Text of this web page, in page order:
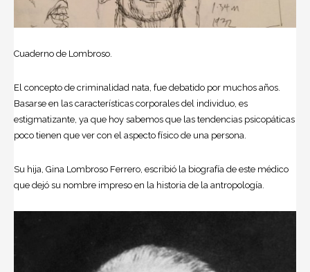
Cuaderno de Lombroso.
El concepto de criminalidad nata, fue debatido por muchos años.
Basarse en las características corporales del individuo, es
estigmatizante, ya que hoy sabemos que las tendencias psicopáticas
poco tienen que ver con el aspecto físico de una persona.
Su hija, Gina Lombroso Ferrero, escribió la biografía de este médico
que dejó su nombre impreso en la historia de la antropología.